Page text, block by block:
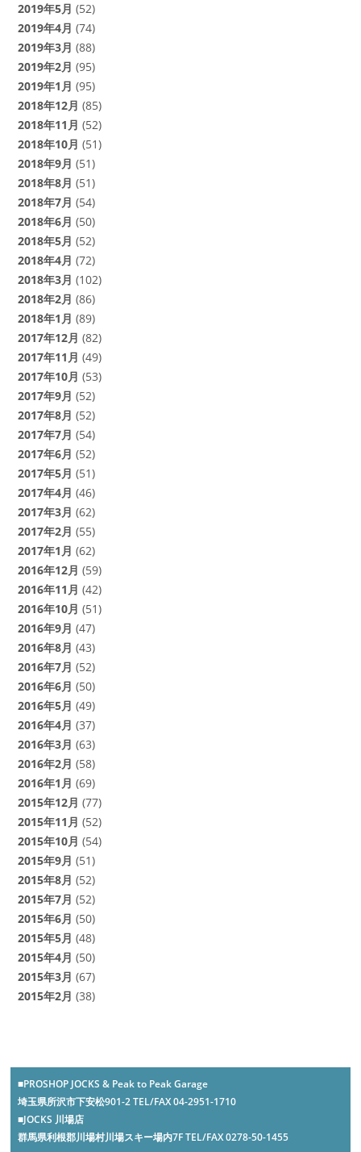
2019年5月 (52)
2019年4月 (74)
2019年3月 (88)
2019年2月 (95)
2019年1月 (95)
2018年12月 (85)
2018年11月 (52)
2018年10月 (51)
2018年9月 (51)
2018年8月 (51)
2018年7月 (54)
2018年6月 (50)
2018年5月 (52)
2018年4月 (72)
2018年3月 (102)
2018年2月 (86)
2018年1月 (89)
2017年12月 (82)
2017年11月 (49)
2017年10月 (53)
2017年9月 (52)
2017年8月 (52)
2017年7月 (54)
2017年6月 (52)
2017年5月 (51)
2017年4月 (46)
2017年3月 (62)
2017年2月 (55)
2017年1月 (62)
2016年12月 (59)
2016年11月 (42)
2016年10月 (51)
2016年9月 (47)
2016年8月 (43)
2016年7月 (52)
2016年6月 (50)
2016年5月 (49)
2016年4月 (37)
2016年3月 (63)
2016年2月 (58)
2016年1月 (69)
2015年12月 (77)
2015年11月 (52)
2015年10月 (54)
2015年9月 (51)
2015年8月 (52)
2015年7月 (52)
2015年6月 (50)
2015年5月 (48)
2015年4月 (50)
2015年3月 (67)
2015年2月 (38)
■PROSHOP JOCKS & Peak to Peak Garage
埼玉県所沢市下安松901-2 TEL/FAX 04-2951-1710
■JOCKS 川場店
群馬県利根郡川場村川場スキー場内7F TEL/FAX 0278-50-1455